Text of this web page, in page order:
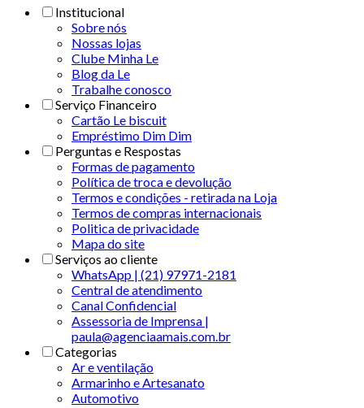
Institucional
Sobre nós
Nossas lojas
Clube Minha Le
Blog da Le
Trabalhe conosco
Serviço Financeiro
Cartão Le biscuit
Empréstimo Dim Dim
Perguntas e Respostas
Formas de pagamento
Política de troca e devolução
Termos e condições - retirada na Loja
Termos de compras internacionais
Politica de privacidade
Mapa do site
Serviços ao cliente
WhatsApp | (21) 97971-2181
Central de atendimento
Canal Confidencial
Assessoria de Imprensa |
paula@agenciaamais.com.br
Categorias
Ar e ventilação
Armarinho e Artesanato
Automotivo